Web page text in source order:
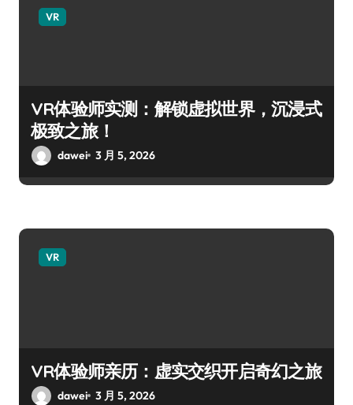
VR
VR体验师实测：解锁虚拟世界，沉浸式
极致之旅！
dawei 3 月 5, 2026
VR
VR体验师亲历：虚实交织开启奇幻之旅
dawei 3 月 5, 2026